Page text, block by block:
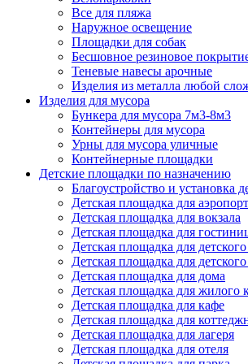
Все для пляжа
Наружное освещение
Площадки для собак
Бесшовное резиновое
Теневые навесы арочные
Изделия из металла любой
Изделия для мусора
Бункера для мусора 7м3-8м3
Контейнеры для мусора
Урны для мусора уличные
Контейнерные площадки
Детские площадки по назначению
Благоустройство и установка
Детская площадка для
Детская площадка для вокзала
Детская площадка для
Детская площадка для
Детская площадка для детского
Детская площадка для дома
Детская площадка для жилого
Детская площадка для кафе
Детская площадка для
Детская площадка для лагеря
Детская площадка для отеля